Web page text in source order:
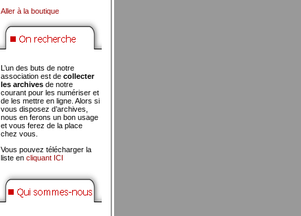
Aller à la boutique
L’un des buts de notre
association est de collecter
les archives de notre
courant pour les numériser et
de les mettre en ligne. Alors si
vous disposez d’archives,
nous en ferons un bon usage
et vous ferez de la place
chez vous.
Vous pouvez télécharger la
liste en cliquant ICI